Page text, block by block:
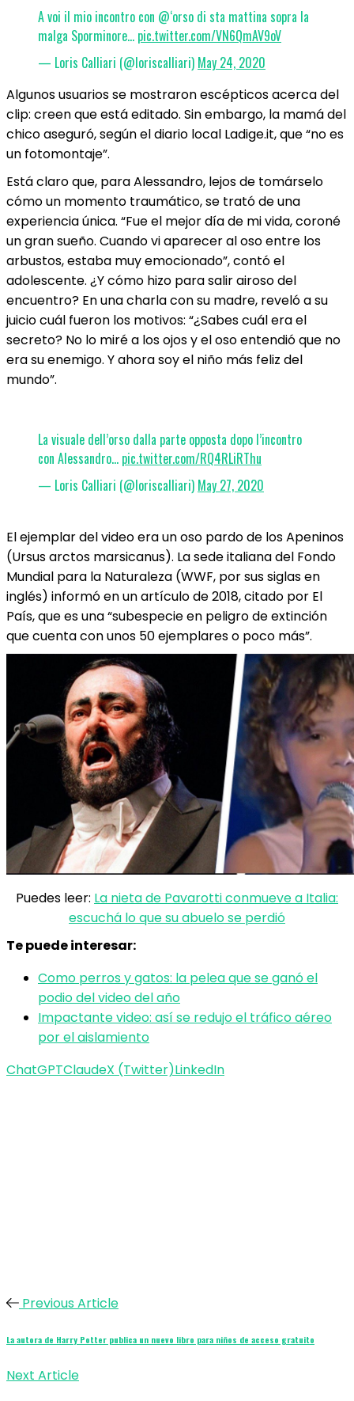
A voi il mio incontro con @‘orso di sta mattina sopra la
malga Sporminore… pic.twitter.com/VN6QmAV9oV
— Loris Calliari (@loriscalliari) May 24, 2020
Algunos usuarios se mostraron escépticos acerca del
clip:​ creen que está editado. Sin embargo, la mamá del
chico aseguró, según el diario local Ladige.it, que “no es
un fotomontaje”.
Está claro que, para Alessandro, lejos de tomárselo
cómo un momento traumático, se trató de una
experiencia única. “​Fue el mejor día de mi vida, coroné
un gran sueño. Cuando vi aparecer al oso entre los
arbustos, estaba muy emocionado”, contó el
adolescente. ¿Y cómo hizo para salir airoso del
encuentro? En una charla con su madre, reveló a su
juicio cuál fueron los motivos: “¿Sabes cuál era el
secreto? No lo miré a los ojos y el oso entendió que no
era su enemigo. Y ahora soy el niño más feliz del
mundo”.
La visuale dell’orso dalla parte opposta dopo l’incontro
con Alessandro… pic.twitter.com/RQ4RLiRThu
— Loris Calliari (@loriscalliari) May 27, 2020
El ejemplar del video era un oso pardo de los Apeninos
(Ursus arctos marsicanus). La sede italiana del Fondo
Mundial para la Naturaleza (WWF, por sus siglas en
inglés) informó en un artículo de 2018, citado por El
País, que es una “subespecie en peligro de extinción
que cuenta con unos 50 ejemplares o poco más”.
Puedes leer: La nieta de Pavarotti conmueve a Italia:
escuchá lo que su abuelo se perdió
Te puede interesar:
Como perros y gatos: la pelea que se ganó el
podio del video del año
Impactante video: así se redujo el tráfico aéreo
por el aislamiento
ChatGPTClaudeX (Twitter)LinkedIn
Previous Article
La autora de Harry Potter publica un nuevo libro para niños de acceso gratuito
Next Article